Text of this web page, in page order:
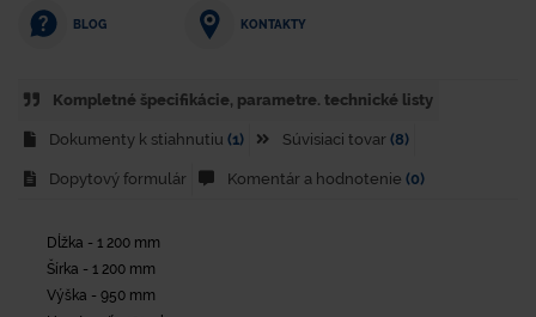
BLOG KONTAKTY
Kompletné špecifikácie, parametre. technické listy
Dokumenty k stiahnutiu (1) Súvisiaci tovar (8)
Dopytový formulár Komentár a hodnotenie (0)
Dĺžka - 1 200 mm
Šírka - 1 200 mm
Výška - 950 mm